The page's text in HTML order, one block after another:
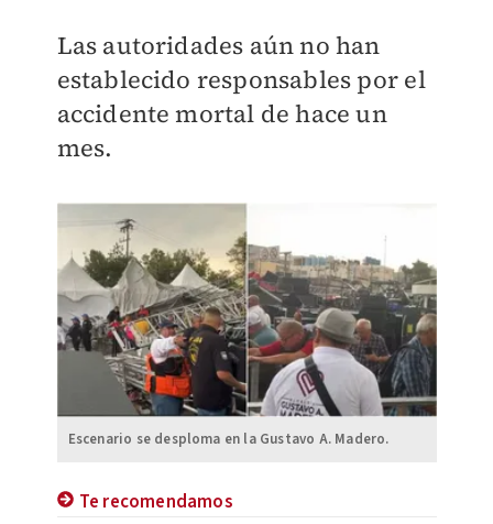
Las autoridades aún no han
establecido responsables por el
accidente mortal de hace un
mes.
Escenario se desploma en la Gustavo A. Madero.
Te recomendamos